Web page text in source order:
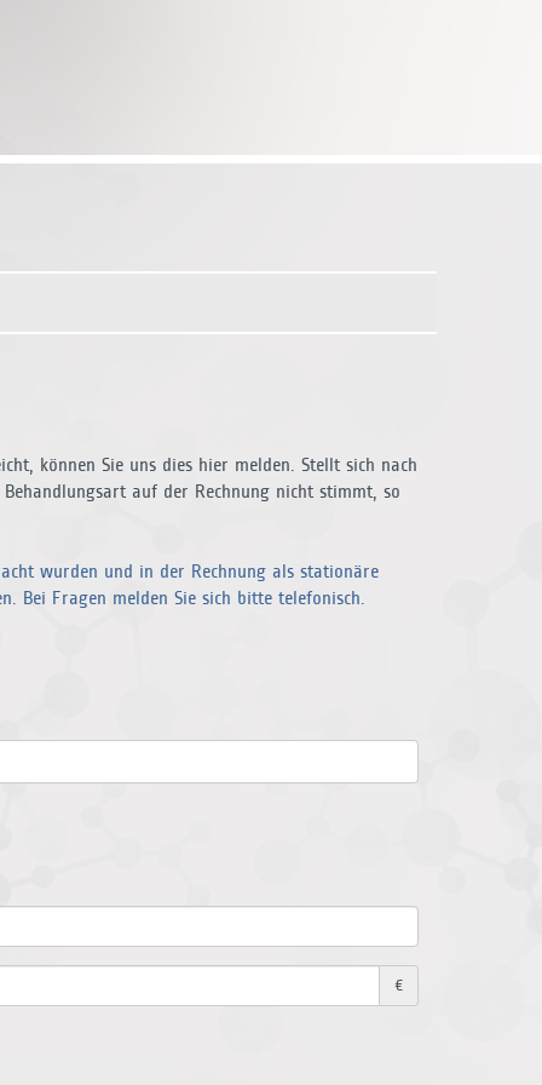
können Sie uns dies hier melden. Stellt sich nach
auf der Rechnung nicht stimmt, so
wurden und in der Rechnung als stationäre
Bei Fragen melden Sie sich bitte telefonisch.
€